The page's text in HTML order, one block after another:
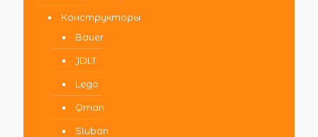
Конструкторы
Bauer
JDLT
Lego
Qman
Sluban